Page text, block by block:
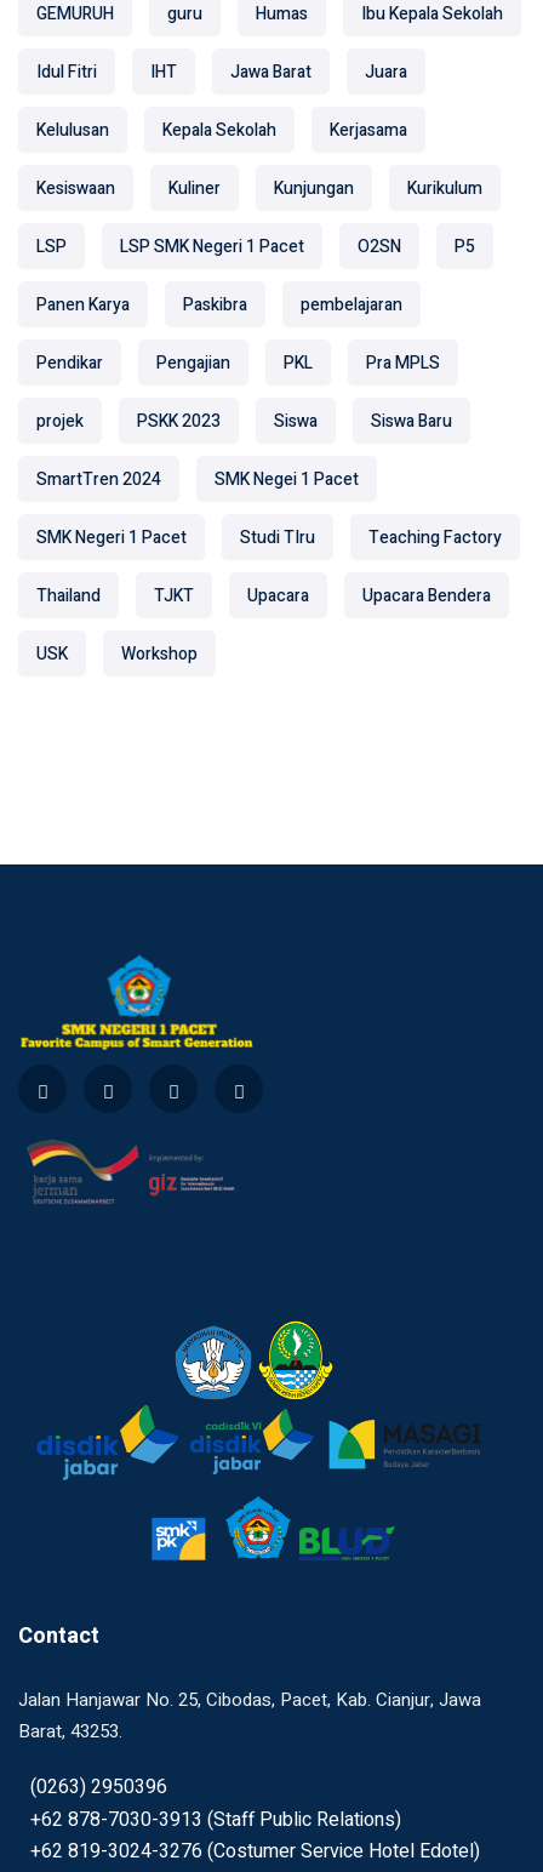
GEMURUH guru Humas Ibu Kepala Sekolah
Idul Fitri IHT Jawa Barat Juara
Kelulusan Kepala Sekolah Kerjasama
Kesiswaan Kuliner Kunjungan Kurikulum
LSP LSP SMK Negeri 1 Pacet O2SN P5
Panen Karya Paskibra pembelajaran
Pendikar Pengajian PKL Pra MPLS
projek PSKK 2023 Siswa Siswa Baru
SmartTren 2024 SMK Negei 1 Pacet
SMK Negeri 1 Pacet Studi TIru Teaching Factory
Thailand TJKT Upacara Upacara Bendera
USK Workshop
Contact
Jalan Hanjawar No. 25, Cibodas, Pacet, Kab. Cianjur, Jawa
Barat, 43253.
(0263) 2950396
+62 878-7030-3913 (Staff Public Relations)
+62 819-3024-3276 (Costumer Service Hotel Edotel)